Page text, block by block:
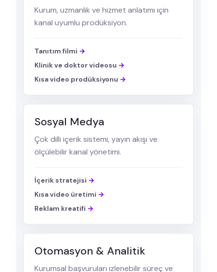
Kurum, uzmanlık ve hizmet anlatımı için
kanal uyumlu prodüksiyon.
Tanıtım filmi
Klinik ve doktor videosu
Kısa video prodüksiyonu
Sosyal Medya
Çok dilli içerik sistemi, yayın akışı ve
ölçülebilir kanal yönetimi.
İçerik stratejisi
Kısa video üretimi
Reklam kreatifi
Otomasyon & Analitik
Kurumsal başvuruları izlenebilir süreç ve